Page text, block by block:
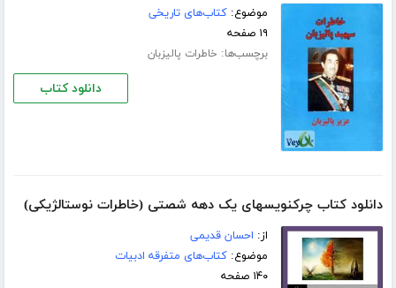
موضوع:کتاب‌های تاریخی
۱۹ صفحه
برچسب‌ها: خاطرات پالیزبان
دانلود کتاب
دانلود کتاب چرکنویسهای یک دهه شصتی (خاطرات نوستالژیکی)
از: احسان قدیمی
موضوع:کتاب‌های متفرقه ادبیات
۱۴۰ صفحه